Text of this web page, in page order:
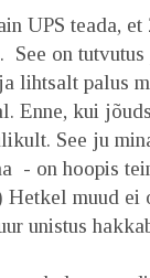
UPS teada,
See on tutvutus
lihtsalt palus
Enne, kui
See ju
- on hoopis
Hetkel muud ei
unistus